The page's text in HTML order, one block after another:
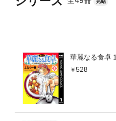
華麗なる食卓 1
528